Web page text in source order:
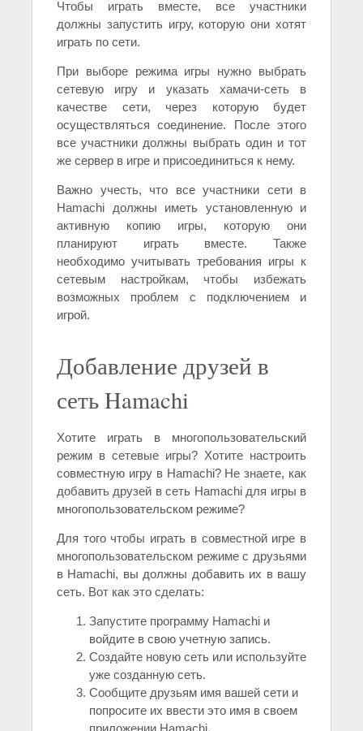
Чтобы играть вместе, все участники
должны запустить игру, которую они хотят
играть по сети.
При выборе режима игры нужно выбрать
сетевую игру и указать хамачи-сеть в
качестве сети, через которую будет
осуществляться соединение. После этого
все участники должны выбрать один и тот
же сервер в игре и присоединиться к нему.
Важно учесть, что все участники сети в
Hamachi должны иметь установленную и
активную копию игры, которую они
планируют играть вместе. Также
необходимо учитывать требования игры к
сетевым настройкам, чтобы избежать
возможных проблем с подключением и
игрой.
Добавление друзей в
сеть Hamachi
Хотите играть в многопользовательский
режим в сетевые игры? Хотите настроить
совместную игру в Hamachi? Не знаете, как
добавить друзей в сеть Hamachi для игры в
многопользовательском режиме?
Для того чтобы играть в совместной игре в
многопользовательском режиме с друзьями
в Hamachi, вы должны добавить их в вашу
сеть. Вот как это сделать:
Запустите программу Hamachi и
войдите в свою учетную запись.
Создайте новую сеть или используйте
уже созданную сеть.
Сообщите друзьям имя вашей сети и
попросите их ввести это имя в своем
приложении Hamachi.